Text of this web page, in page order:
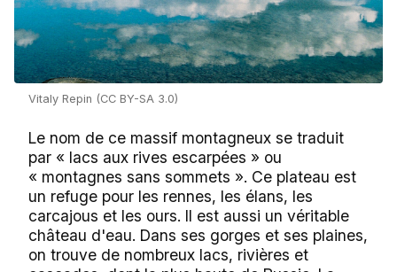
Vitaly Repin (CC BY-SA 3.0)
Le nom de ce massif montagneux se traduit
par « lacs aux rives escarpées » ou
« montagnes sans sommets ». Ce plateau est
un refuge pour les rennes, les élans, les
carcajous et les ours. Il est aussi un véritable
château d'eau. Dans ses gorges et ses plaines,
on trouve de nombreux lacs, rivières et